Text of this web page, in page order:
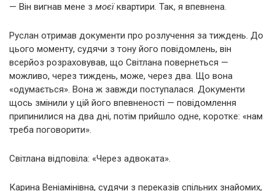
— Він вигнав мене з моєїквартири. Так, я впевнена.
Руслан отримав документи про розлучення за тиждень. До
цього моменту, судячи з тону його повідомлень, він
всерйоз розраховував, що Світлана повернеться —
можливо, через тиждень, може, через два. Що вона
«одумається». Вона ж завжди поступалася. Документи
щось змінили у цій його впевненості — повідомлення
припинилися на два дні, потім прийшло одне, коротке: «нам
треба поговорити».
Світлана відповіла: «Через адвоката».
Карина Веніамінівна, судячи з переказів спільних знайомих,